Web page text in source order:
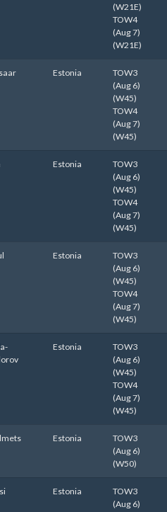
(W21E)
TOW4
(Aug 7)
(W21E)
Estonia
TOW3
(Aug 6)
(W45)
TOW4
(Aug 7)
(W45)
Estonia
TOW3
(Aug 6)
(W45)
TOW4
(Aug 7)
(W45)
Estonia
TOW3
(Aug 6)
(W45)
TOW4
(Aug 7)
(W45)
Estonia
TOW3
(Aug 6)
(W45)
TOW4
(Aug 7)
(W45)
Estonia
TOW3
(Aug 6)
(W50)
Estonia
TOW3
(Aug 6)